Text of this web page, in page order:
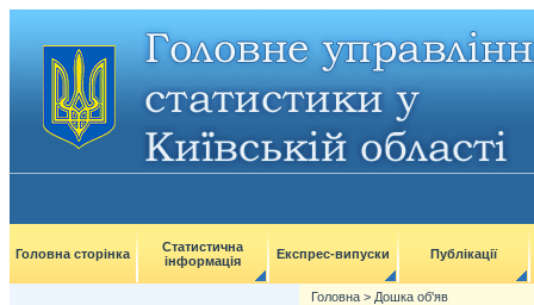
Головна сторінка
Статистична
інформація
Експрес-випуски Публікації
Головна > Дошка об'яв